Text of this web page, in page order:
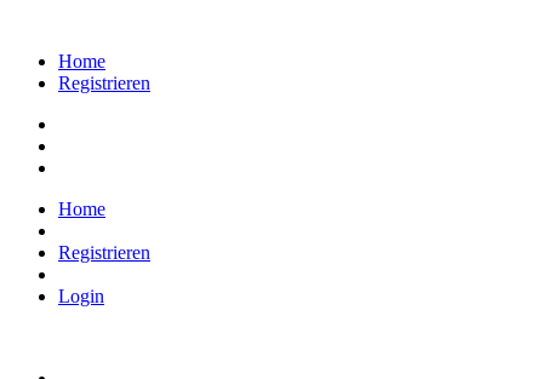
Home
Registrieren
Home
Registrieren
Login